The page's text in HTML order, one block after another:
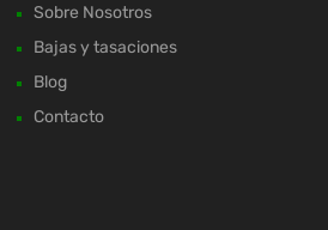
Sobre Nosotros
Bajas y tasaciones
Blog
Contacto